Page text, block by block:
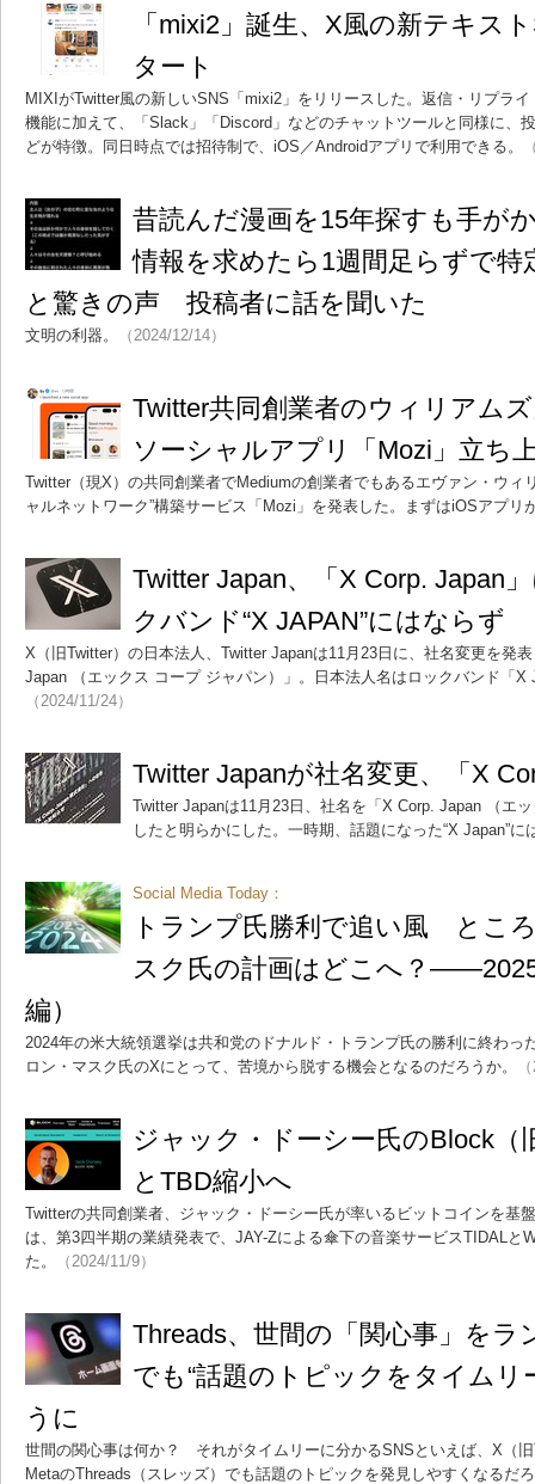
「mixi2」誕生、X風の新テキス
タート
MIXIがTwitter風の新しいSNS「mixi2」をリリースした。返信・リプラ
機能に加えて、「Slack」「Discord」などのチャットツールと同様に、
どが特徴。同日時点では招待制で、iOS／Androidアプリで利用できる。
昔読んだ漫画を15年探すも手が
情報を求めたら1週間足らずで
と驚きの声 投稿者に話を聞いた
文明の利器。 （2024/12/14）
Twitter共同創業者のウィリアム
ソーシャルアプリ「Mozi」立ち
Twitter（現X）の共同創業者でMediumの創業者でもあるエヴァン・ウィ
ャルネットワーク”構築サービス「Mozi」を発表した。まずはiOSアプリ
Twitter Japan、「X Corp. Japan
クバンド“X JAPAN”にはならず
X（旧Twitter）の日本法人、Twitter Japanは11月23日に、社名変更を発
Japan （エックス コープ ジャパン）」。日本法人名はロックバンド「X
（2024/11/24）
Twitter Japanが社名変更、「X
Twitter Japanは11月23日、社名を「X Corp. Japan （エ
したと明らかにした。一時期、話題になった“X Japan”に
Social Media Today：
トランプ氏勝利で追い風 とこ
スク氏の計画はどこへ？
編）
2024年の米大統領選挙は共和党のドナルド・トランプ氏の勝利に終わっ
ロン・マスク氏のXにとって、苦境から脱する機会となるのだろうか。
ジャック・ドーシー氏のBlock（
とTBD縮小へ
Twitterの共同創業者、ジャック・ドーシー氏が率いるビットコインを基
は、第3四半期の業績発表で、JAY-Zによる傘下の音楽サービスTIDALと
た。
（2024/11/9）
Threads、世間の「関心事」を
でも“話題のトピックをタイムリ
うに
世間の関心事は何か？ それがタイムリーに分かるSNSといえば、X（
MetaのThreads（スレッズ）でも話題のトピックを発見しやすくなるだ